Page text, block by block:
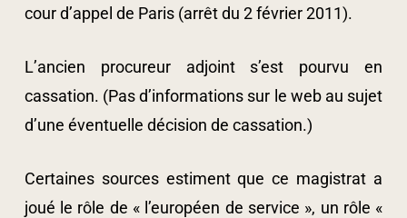
cour d’appel de Paris (arrêt du 2 février 2011).
L’ancien procureur adjoint s’est pourvu en
cassation. (Pas d’informations sur le web au sujet
d’une éventuelle décision de cassation.)
Certaines sources estiment que ce magistrat a
joué le rôle de « l’européen de service », un rôle «